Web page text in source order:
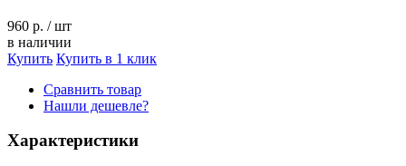
960 р. /шт
в наличии
Купить Купить в 1 клик
Сравнить товар
Нашли дешевле?
Характеристики